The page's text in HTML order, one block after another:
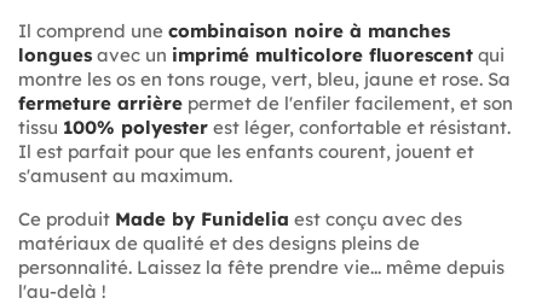
Il comprend une combinaison noire à manches
longues avec un imprimé multicolore fluorescent qui
montre les os en tons rouge, vert, bleu, jaune et rose. Sa
fermeture arrière permet de l'enfiler facilement, et son
tissu 100% polyester est léger, confortable et résistant.
Il est parfait pour que les enfants courent, jouent et
s'amusent au maximum.
Ce produit Made by Funidelia est conçu avec des
matériaux de qualité et des designs pleins de
personnalité. Laissez la fête prendre vie... même depuis
l'au-delà !